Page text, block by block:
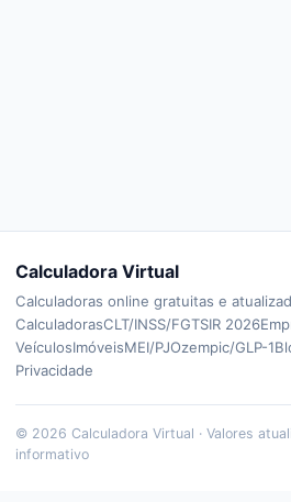
Calculadora Virtual
Calculadoras online gratuitas e
CalculadorasCLT/INSS/FGTSIR 2026
VeículosImóveisMEI/PJOzempic/GLP-1
Privacidade
© 2026 Calculadora Virtual · Valores
informativo